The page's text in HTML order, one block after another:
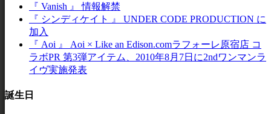
『 Vanish 』 情報解禁
『 シンディケイト 』 UNDER CODE PRODUCTION に
加入
『 Aoi 』 Aoi × Like an Edison.comラフォーレ原宿店 コ
ラボPR 第3弾アイテム、2010年8月7日に2ndワンマンラ
イヴ実施発表
誕生日